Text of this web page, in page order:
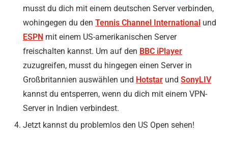
musst du dich mit einem deutschen Server verbinden,
wohingegen du den Tennis Channel International und
ESPN mit einem US-amerikanischen Server
freischalten kannst. Um auf den BBC iPlayer
zuzugreifen, musst du hingegen einen Server in
Großbritannien auswählen und Hotstar und SonyLIV
kannst du entsperren, wenn du dich mit einem VPN-
Server in Indien verbindest.
Jetzt kannst du problemlos den US Open sehen!